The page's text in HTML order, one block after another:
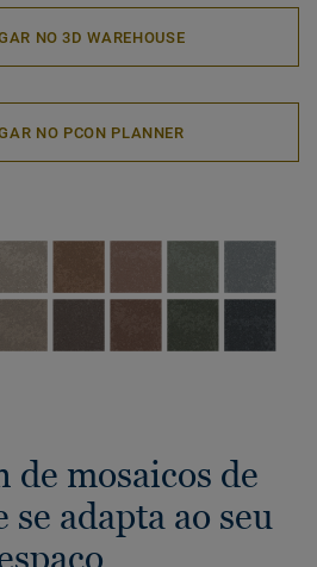
NO 3D WAREHOUSE
NO PCON PLANNER
de mosaicos de
adapta ao seu